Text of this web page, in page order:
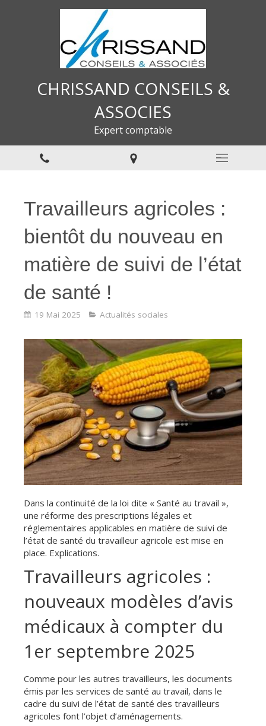
CHRISSAND CONSEILS &
ASSOCIES
Expert comptable
Travailleurs agricoles :
bientôt du nouveau en
matière de suivi de l’état
de santé !
19 Mai 2025 Actualités sociales
Dans la continuité de la loi dite « Santé au travail »,
une réforme des prescriptions légales et
réglementaires applicables en matière de suivi de
l’état de santé du travailleur agricole est mise en
place. Explications.
Travailleurs agricoles :
nouveaux modèles d’avis
médicaux à compter du
1er septembre 2025
Comme pour les autres travailleurs, les documents
émis par les services de santé au travail, dans le
cadre du suivi de l’état de santé des travailleurs
agricoles font l’objet d’aménagements.